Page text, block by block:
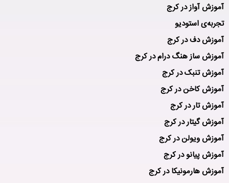
آموزش آواز در کرج
تجربه‌ی استودیو
آموزش دف در کرج
آموزش ساز هنگ درام در کرج
آموزش تنبک در کرج
آموزش کاخن در کرج
آموزش تار در کرج
آموزش گیتار در کرج
آموزش ویولن در کرج
آموزش پیانو در کرج
آموزش هارمونیکا در کرج